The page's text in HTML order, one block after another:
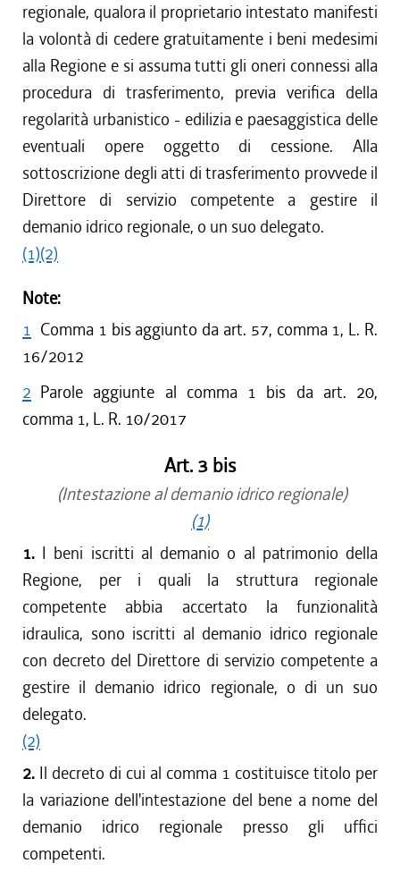
regionale, qualora il proprietario intestato manifesti
la volontà di cedere gratuitamente i beni medesimi
alla Regione e si assuma tutti gli oneri connessi alla
procedura di trasferimento, previa verifica della
regolarità urbanistico - edilizia e paesaggistica delle
eventuali opere oggetto di cessione. Alla
sottoscrizione degli atti di trasferimento provvede il
Direttore di servizio competente a gestire il
demanio idrico regionale, o un suo delegato.
(1)(2)
Note:
1 Comma 1 bis aggiunto da art. 57, comma 1, L. R.
16/2012
2 Parole aggiunte al comma 1 bis da art. 20,
comma 1, L. R. 10/2017
Art. 3 bis
(Intestazione al demanio idrico regionale)
(1)
1. I beni iscritti al demanio o al patrimonio della
Regione, per i quali la struttura regionale
competente abbia accertato la funzionalità
idraulica, sono iscritti al demanio idrico regionale
con decreto del Direttore di servizio competente a
gestire il demanio idrico regionale, o di un suo
delegato.
(2)
2. Il decreto di cui al comma 1 costituisce titolo per
la variazione dell'intestazione del bene a nome del
demanio idrico regionale presso gli uffici
competenti.